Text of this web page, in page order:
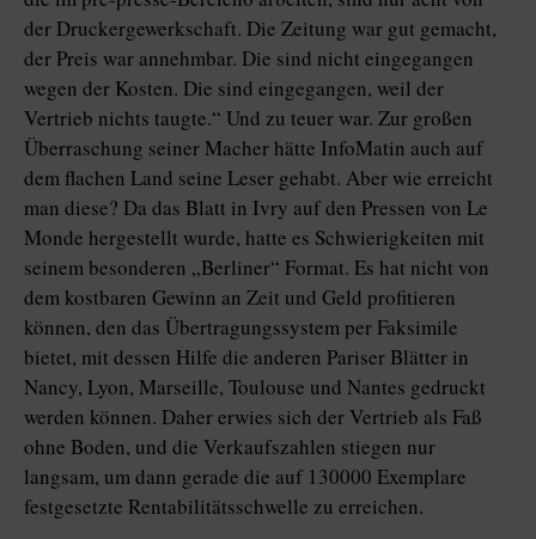
der Druckergewerkschaft. Die Zeitung war gut gemacht,
der Preis war annehmbar. Die sind nicht eingegangen
wegen der Kosten. Die sind eingegangen, weil der
Vertrieb nichts taugte.“ Und zu teuer war. Zur großen
Überraschung seiner Macher hätte InfoMatin auch auf
dem flachen Land seine Leser gehabt. Aber wie erreicht
man diese? Da das Blatt in Ivry auf den Pressen von Le
Monde hergestellt wurde, hatte es Schwierigkeiten mit
seinem besonderen „Berliner“ Format. Es hat nicht von
dem kostbaren Gewinn an Zeit und Geld profitieren
können, den das Übertragungssystem per Faksimile
bietet, mit dessen Hilfe die anderen Pariser Blätter in
Nancy, Lyon, Marseille, Toulouse und Nantes gedruckt
werden können. Daher erwies sich der Vertrieb als Faß
ohne Boden, und die Verkaufszahlen stiegen nur
langsam, um dann gerade die auf 130000 Exemplare
festgesetzte Rentabilitätsschwelle zu erreichen.